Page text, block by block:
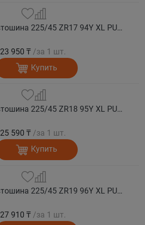
COMFORSER Автошина 225/45 ZR17 94Y XL PURESPEED лето
23 950 ₸ /за 1 шт.
Купить
COMFORSER Автошина 225/45 ZR18 95Y XL PURESPEED лето
25 590 ₸ /за 1 шт.
Купить
COMFORSER Автошина 225/45 ZR19 96Y XL PURESPEED лето
27 910 ₸ /за 1 шт.